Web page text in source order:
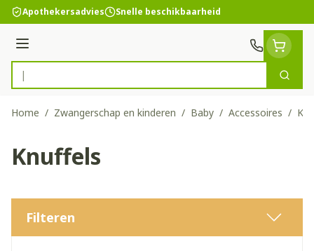
Ga naar de inhoud
Apothekersadvies Snelle beschikbaarheid
Menu
Product, merk, categorie...
Zoek
Home / Zwangerschap en kinderen / Baby / Accessoires /
Knuffels
Filteren